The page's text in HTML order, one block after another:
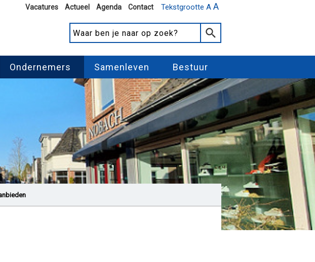
Tekstgrootte A A
Vacatures Actueel Agenda Contact
Ondernemers Samenleven Bestuur